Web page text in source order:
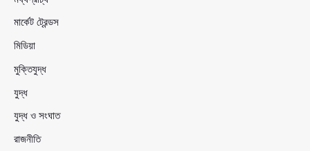
মার্কেট ট্রেন্ডস
মিডিয়া
মুক্তিযুদ্ধ
যুদ্ধ
যুদ্ধ ও সংঘাত
রাজনীতি